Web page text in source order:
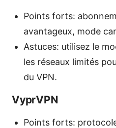
Points forts:
avantageux, mode
Astuces: utilisez le
les réseaux limités
du VPN.
VyprVPN
Points forts: